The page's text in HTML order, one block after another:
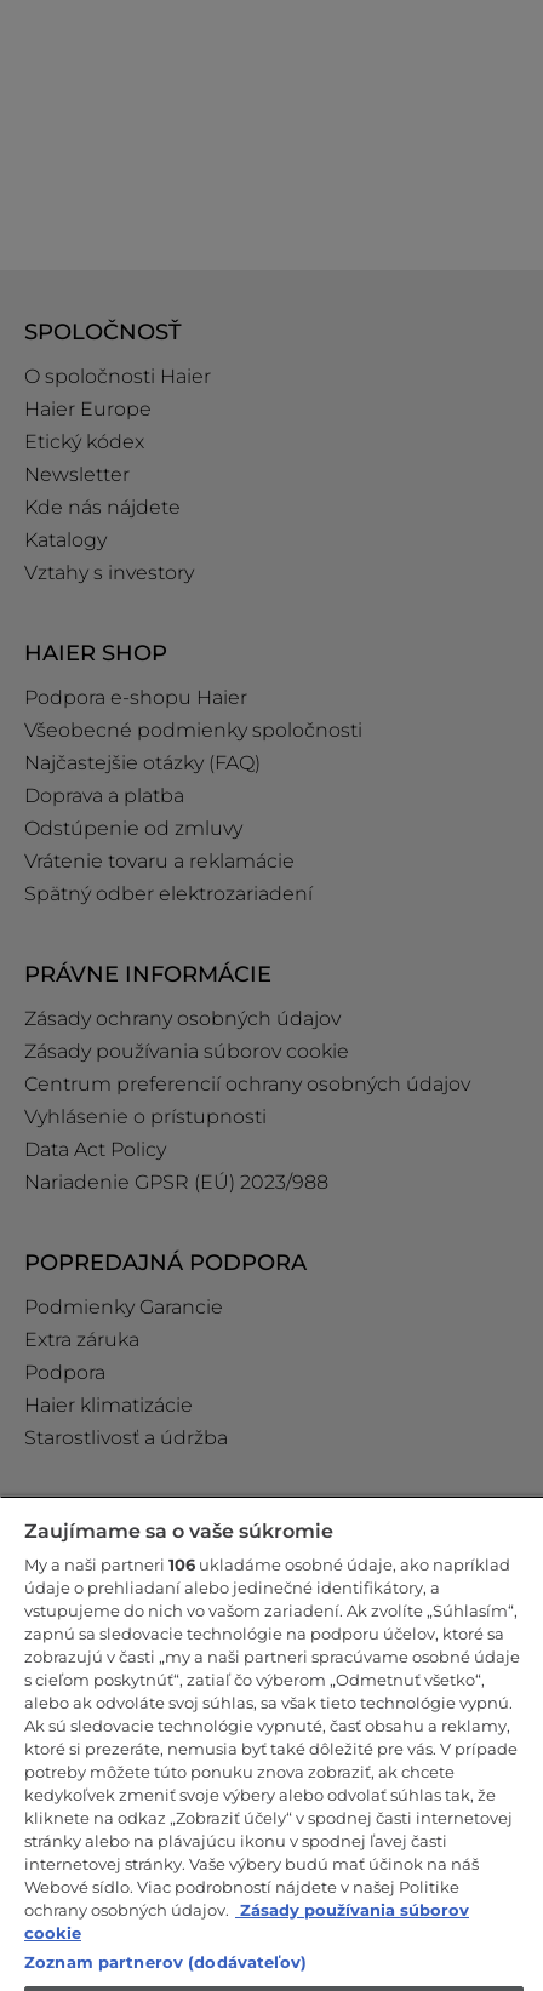
SPOLOČNOSŤ
O spoločnosti Haier
Haier Europe
Etický kódex
Newsletter
Kde nás nájdete
Katalogy
Vztahy s investory
HAIER SHOP
Podpora e‑shopu Haier
Všeobecné podmienky spoločnosti
Najčastejšie otázky (FAQ)
Doprava a platba
Odstúpenie od zmluvy
Vrátenie tovaru a reklamácie
Spätný odber elektrozariadení
PRÁVNE INFORMÁCIE
Zásady ochrany osobných údajov
Zásady používania súborov cookie
Centrum preferencií ochrany osobných údajov
Vyhlásenie o prístupnosti
Data Act Policy
Nariadenie GPSR (EÚ) 2023/988
POPREDAJNÁ PODPORA
Podmienky Garancie
Extra záruka
Podpora
Haier klimatizácie
Starostlivosť a údržba
Zostaňte v kontakte!
Odoberajte náš newsletter
CANDY HOOVER GROUP S.r.I. – Jednoosobová spol. s r.o. –
PRÁVNE SÍDLO SPOLOČNOSTI: Via Comolli, 57 – 20861 Brugherio
(MB) – Taliansko – ADMINISTRATÍVNE SÍDLA: Via Privata Eden
Fumagalli snc – 20861 Brugherio (MB) a Via Trento č. 20/A-22 –
20871 Vimercate (MB) – Taliansko – Tel.: +39.039.2086.1 – Fax:
+39.039.2086.237 – Základné imanie 35 000 000,00 € plne splatené
– Daňové identifikačné číslo a číslo zápisu v obchodnom registri
Miláno-Monza-Brianza-Lodi 04666310158 – DIČ 00786860965 –
Identifikačné číslo obchodnej jednotky: MB-1033934 – Oprávnenie IT
AEOF 211870 – Činnosť spoločnosti riadi a koordinuje spoločnosť
Candy S.p.A.
SK / Slovensko
Zaujímame sa o vaše súkromie
My a naši partneri 106 ukladáme osobné údaje, ako napríklad
údaje o prehliadaní alebo jedinečné identifikátory, a
vstupujeme do nich vo vašom zariadení. Ak zvolíte „Súhlasím“,
zapnú sa sledovacie technológie na podporu účelov, ktoré sa
zobrazujú v časti „my a naši partneri spracúvame osobné údaje
s cieľom poskytnúť“, zatiaľ čo výberom „Odmetnuť všetko“,
alebo ak odvoláte svoj súhlas, sa však tieto technológie vypnú.
Ak sú sledovacie technológie vypnuté, časť obsahu a reklamy,
ktoré si prezeráte, nemusia byť také dôležité pre vás. V prípade
potreby môžete túto ponuku znova zobraziť, ak chcete
kedykoľvek zmeniť svoje výbery alebo odvolať súhlas tak, že
kliknete na odkaz „Zobraziť účely“ v spodnej časti internetovej
stránky alebo na plávajúcu ikonu v spodnej ľavej časti
internetovej stránky. Vaše výbery budú mať účinok na náš
Webové sídlo. Viac podrobností nájdete v našej Politike
ochrany osobných údajov.
Zásady používania súborov
cookie
Zoznam partnerov (dodávateľov)